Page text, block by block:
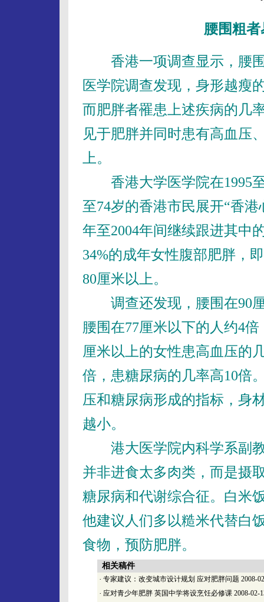
腰围粗
香港一项调查显示，腰围
医学院调查发现，身形越瘦
而肥胖者罹患上述疾病的几
见于肥胖并同时患有高血压
上。
香港大学医学院在1995至
至74岁的香港市民展开“香
年至2004年间继续跟进其中
34%的成年女性腹部肥胖，
80厘米以上。
调查还发现，腰围在90厘
腰围在77厘米以下的人约4
厘米以上的女性患高血压的
倍，患糖尿病的几率高10倍
压和糖尿病形成的指标，身
越小。
港大医学院内科学系副教
并非进食太多肉类，而是摄
糖尿病和代谢综合征。白米
他建议人们多以糙米代替白
食物，预防肥胖。
相关稿件
· 专家建议：改变城市设计规划 应对肥胖问题 2008-
· 应对青少年肥胖 英国中学将设烹饪必修课 2008-02-